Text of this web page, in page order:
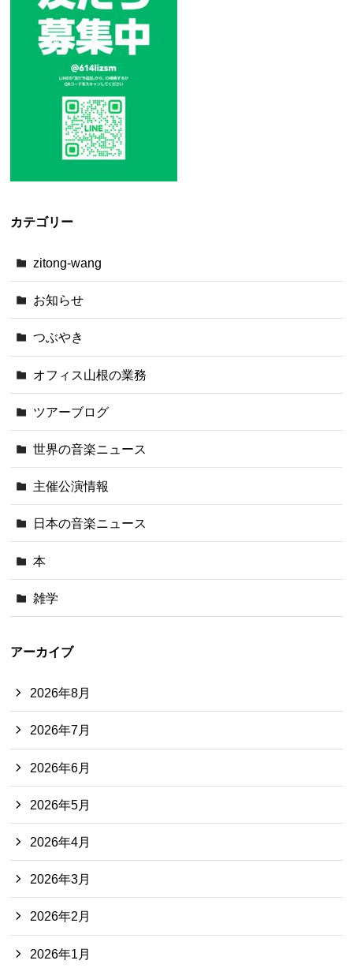
カテゴリー
zitong-wang
お知らせ
つぶやき
オフィス山根の業務
ツアーブログ
世界の音楽ニュース
主催公演情報
日本の音楽ニュース
本
雑学
アーカイブ
2026年8月
2026年7月
2026年6月
2026年5月
2026年4月
2026年3月
2026年2月
2026年1月